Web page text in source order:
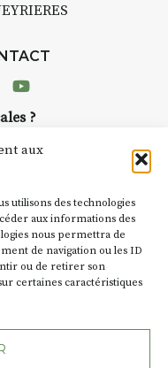
aux
utilisons des technologies
aux informations des
nous permettra de
de navigation ou les ID
ou de retirer son
certaines caractéristiques
Youtube
?
Strada